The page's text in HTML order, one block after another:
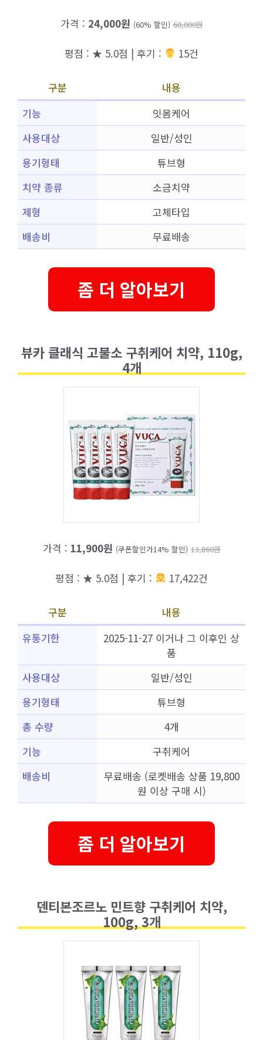
가격 : 24,000원 (60% 할인) 60,000원
평점 : ★ 5.0점 | 후기 : ‍‍ 15건
구분
내용
기능
잇몸케어
사용대상
일반/성인
용기형태
튜브형
치약 종류
소금치약
제형
고체타입
배송비
무료배송
좀 더 알아보기
뷰카 클래식 고불소 구취케어 치약, 110g,
4개
가격 : 11,900원 (쿠폰할인가14% 할인) 13,860원
평점 : ★ 5.0점 | 후기 : 17,422건
구분
내용
유통기한
2025-11-27 이거나 그 이후인 상
품
사용대상
일반/성인
용기형태
튜브형
총 수량
4개
기능
구취케어
배송비
무료배송 (로켓배송 상품 19,800
원 이상 구매 시)
좀 더 알아보기
덴티본조르노 민트향 구취케어 치약,
100g, 3개